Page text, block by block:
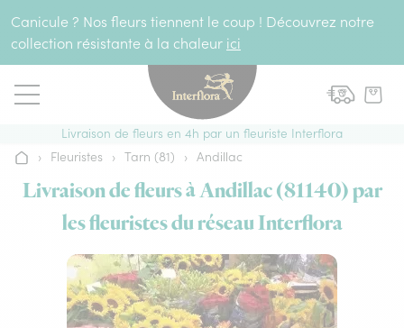
Canicule ? Nos fleurs tiennent le coup ! Découvrez notre
collection résistante à la chaleur ici
Livraison de fleurs en 4h par un fleuriste Interflora
Accueil
› Fleuristes › Tarn (81) › Andillac
Livraison de fleurs à Andillac (81140) par
les fleuristes du réseau Interflora